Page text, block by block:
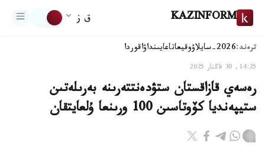
KAZINFORM ق ز
ترەند:2026-سايلاۋ وقيعاتاعايىنداۋاقوردا
14:25, 30 قاڭتار 2025
رەسەي قازاقستان ستۋدەنتتەرىنە بەرىلەتىن
ستيپەنديا كۆوتاسىن 100 ورىنعا ۇلعايتقان